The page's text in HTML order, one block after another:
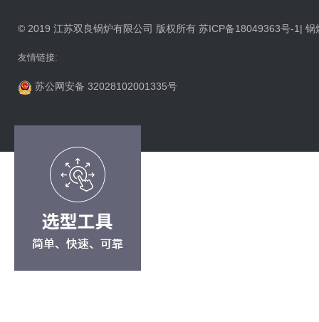
© 2019 江苏双良锅炉有限公司 版权所有 苏ICP备18049363号-1| 锅
友情链接:
苏公网安备 32028102001335号